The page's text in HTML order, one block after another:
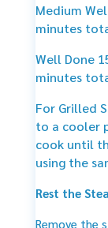
Medium
minutes
Well Done
minutes
For Grilled
to a cooler
cook until
using the
Rest the
Remove the